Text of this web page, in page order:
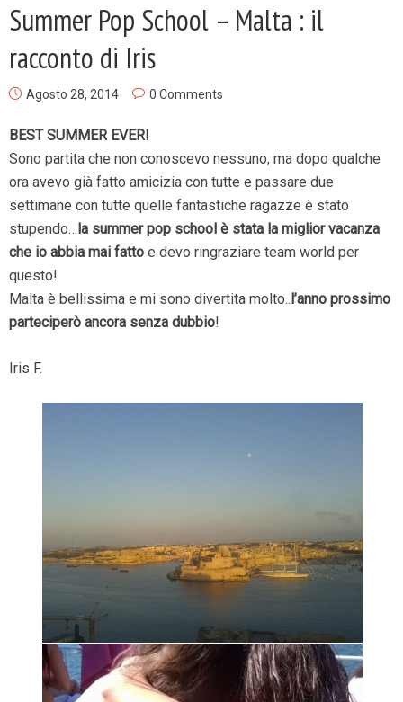
Summer Pop School – Malta : il
racconto di Iris
Agosto 28, 2014 0 Comments
BEST SUMMER EVER!
Sono partita che non conoscevo nessuno, ma dopo qualche
ora avevo già fatto amicizia con tutte e passare due
settimane con tutte quelle fantastiche ragazze è stato
stupendo…la summer pop school è stata la miglior vacanza
che io abbia mai fatto e devo ringraziare team world per
questo!
Malta è bellissima e mi sono divertita molto..l’anno prossimo
parteciperò ancora senza dubbio!
Iris F.